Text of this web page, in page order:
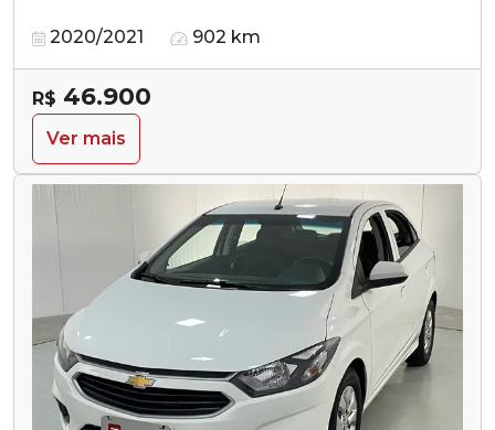
2020/2021 902 km
R$ 46.900
Ver mais